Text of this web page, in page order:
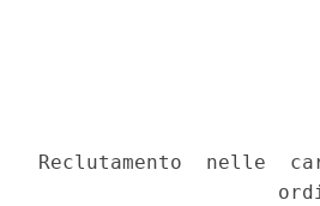
Reclutamento  nelle